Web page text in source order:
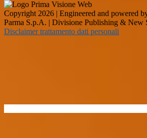
Copyright 2026 | Engineered and powered
Parma S.p.A. | Divisione Publishing & New
Disclaimer trattamento dati personali